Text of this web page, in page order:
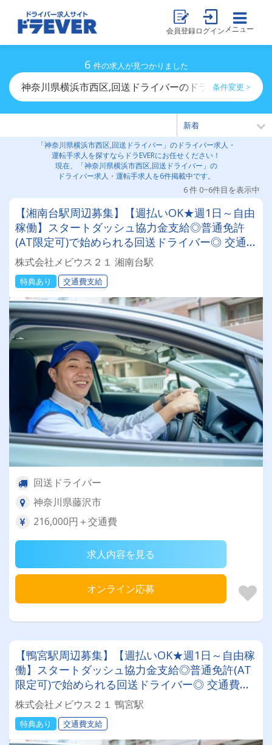
会員登録ログイン メニュー
6 件の求人が見つかりました
神奈川県横浜市西区,回送ドライバーのドライバー求人・
条件変更 >
「神奈川県横浜市西区,回送ドライバー」のドライバー求人・
運転手求人を探すならドラEVERにお任せください！
現在、「神奈川県横浜市西区,回送ドライバー」の
ドライバー求人・運転手求人を6件掲載中です。
6 件 0~6件目を表示中
【湘南台駅周辺募集】【週払いOK★週1日～自由
稼働】スタートダッシュ協力金支給◎普通免許
(AT限定可)で始められる回送ドライバー◎ 交通
費全額支給＆直行直帰♪日本全国でスキマ時間を
有効活用！
株式会社メビウス２１ 湘南台駅
特典あり 交通費支給
回送ドライバー
神奈川県藤沢市
216,000円＋交通費
求人内容を見る
オンライン応募
【鴨宮駅周辺募集】【週払いOK★週1日～自由稼
働】スタートダッシュ協力金支給◎普通免許(AT
限定可)で始められる回送ドライバー◎ 交通費全
額支給＆直行直帰♪日本全国でスキマ時間を有効
活用！
株式会社メビウス２１ 鴨宮駅
特典あり 交通費支給